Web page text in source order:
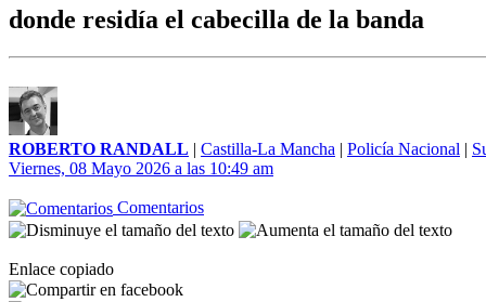
donde residía el cabecilla de la banda
ROBERTO RANDALL | Castilla-La Mancha | Policía Nacional |
Viernes, 08 Mayo 2026 a las 10:49 am
Comentarios
Enlace copiado